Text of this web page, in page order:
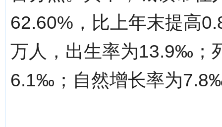
62.60%，比上年末提高
万人，出生率为13.9‰；
6.1‰；自然增长率为